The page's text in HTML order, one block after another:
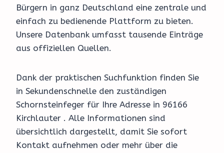
Bürgern in ganz Deutschland eine zentrale und
einfach zu bedienende Plattform zu bieten.
Unsere Datenbank umfasst tausende Einträge
aus offiziellen Quellen.
Dank der praktischen Suchfunktion finden Sie
in Sekundenschnelle den zuständigen
Schornsteinfeger für Ihre Adresse in 96166
Kirchlauter . Alle Informationen sind
übersichtlich dargestellt, damit Sie sofort
Kontakt aufnehmen oder mehr über die